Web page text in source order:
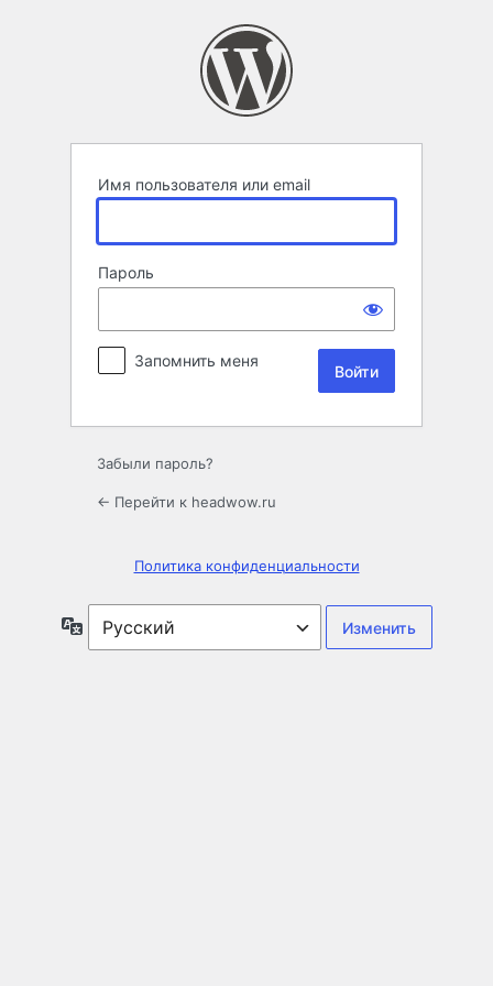
Имя пользователя или email
Пароль
Запомнить меня
Забыли пароль?
← Перейти к headwow.ru
Политика конфиденциальности
Язык